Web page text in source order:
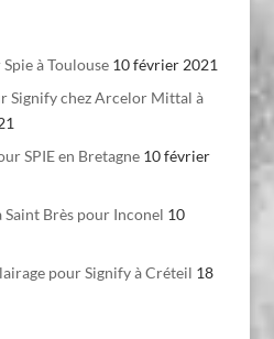
à Toulouse 10 février 2021
Signify chez Arcelor Mittal à
SPIE en Bretagne 10 février
Saint Brès pour Inconel 10
pour Signify à Créteil 18